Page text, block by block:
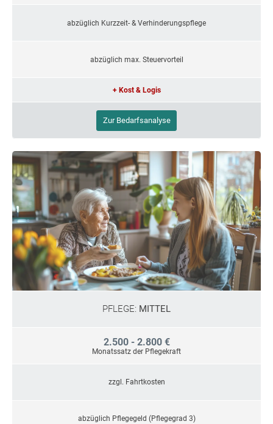
abzüglich Kurzzeit- & Verhinderungspflege
abzüglich max. Steuervorteil
+ Kost & Logis
Zur Bedarfsanalyse
PFLEGE: MITTEL
2.500 - 2.800 €
Monatssatz der Pflegekraft
zzgl. Fahrtkosten
abzüglich Pflegegeld (Pflegegrad 3)